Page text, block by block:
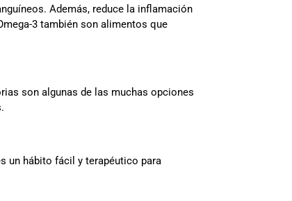
Además, reduce la inflamación
3 también son alimentos que
son algunas de las muchas opciones
un hábito fácil y terapéutico para